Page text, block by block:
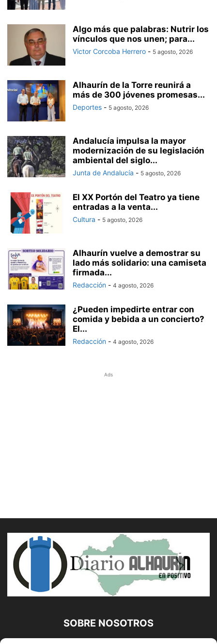
Algo más que palabras: Nutrir los
vínculos que nos unen; para...
Victor Corcoba Herrero - 5 agosto, 2026
Alhaurín de la Torre reunirá a
más de 300 jóvenes promesas...
Deportes - 5 agosto, 2026
Andalucía impulsa la mayor
modernización de su legislación
ambiental del siglo...
Junta de Andalucía - 5 agosto, 2026
El XX Portón del Teatro ya tiene
entradas a la venta...
Cultura - 5 agosto, 2026
Alhaurín vuelve a demostrar su
lado más solidario: una camiseta
firmada...
Redacción - 4 agosto, 2026
¿Pueden impedirte entrar con
comida y bebida a un concierto?
El...
Redacción - 4 agosto, 2026
Ads
SOBRE NOSOTROS